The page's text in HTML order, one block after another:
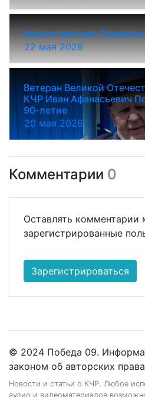
22 мая 2026
Иванов Михаил
20 мая 2026
Ветеран Великой
КЧР Иван Афанасьевич
90-летие
Комментарии 0
Оставлять комментарии
зарегистрированные
Зарегистрироваться
© 2024 Победа 09.
законом об авторских
Новости и статьи о КЧР. Любое
аудио и видеоматериалов